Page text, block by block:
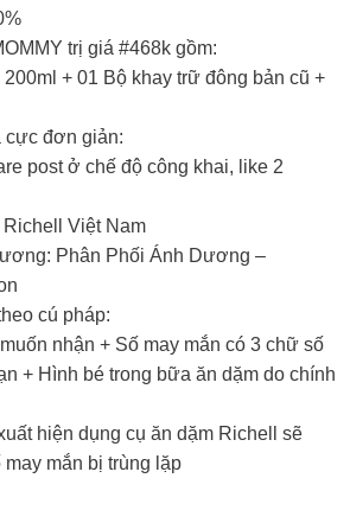
trị giá #468k gồm:
+ 01 Bộ khay trữ đông bản cũ +
cực đơn giản:
post ở chế độ công khai, like 2
Việt Nam
Phân Phối Ánh Dương –
cú pháp:
nhận + Số may mắn có 3 chữ số
+ Hình bé trong bữa ăn dặm do chính
hiện dụng cụ ăn dặm Richell sẽ
mắn bị trùng lặp